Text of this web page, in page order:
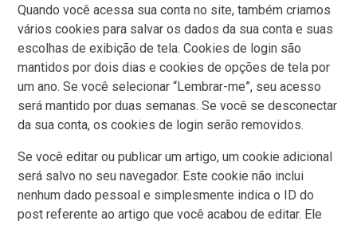
Quando você acessa sua conta no site, também criamos
vários cookies para salvar os dados da sua conta e suas
escolhas de exibição de tela. Cookies de login são
mantidos por dois dias e cookies de opções de tela por
um ano. Se você selecionar “Lembrar-me”, seu acesso
será mantido por duas semanas. Se você se desconectar
da sua conta, os cookies de login serão removidos.
Se você editar ou publicar um artigo, um cookie adicional
será salvo no seu navegador. Este cookie não inclui
nenhum dado pessoal e simplesmente indica o ID do
post referente ao artigo que você acabou de editar. Ele